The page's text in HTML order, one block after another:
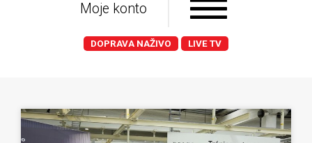
Moje konto
DOPRAVA NAŽIVO LIVE TV